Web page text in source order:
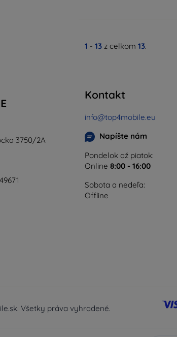
1 - 13 z celkom 13.
3750/2A
Kontakt
info@top4mobile.eu
Napíšte nám
Pondelok až piatok:
Online 8:00 - 16:00
Sobota a nedeľa:
Offline
Všetky práva vyhradené.